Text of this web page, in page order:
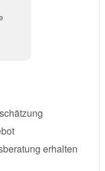
erhalten